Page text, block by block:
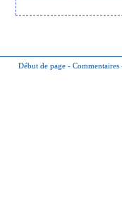
Début de page - Commentaires